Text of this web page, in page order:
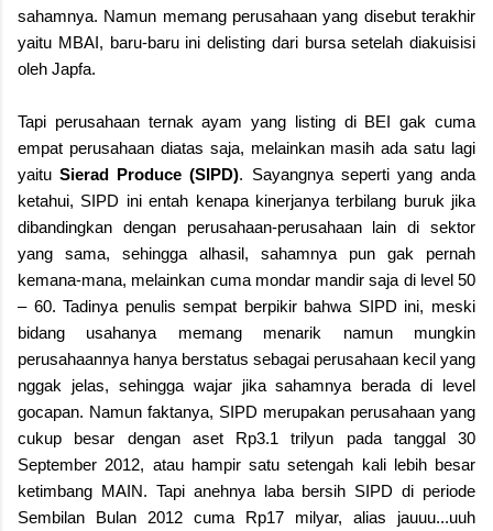
sahamnya. Namun memang perusahaan yang disebut terakhir
yaitu MBAI, baru-baru ini delisting dari bursa setelah diakuisisi
oleh Japfa.
Tapi perusahaan ternak ayam yang listing di BEI gak cuma
empat perusahaan diatas saja, melainkan masih ada satu lagi
yaituSierad Produce (SIPD). Sayangnya seperti yang anda
ketahui, SIPD ini entah kenapa kinerjanya terbilang buruk jika
dibandingkan dengan perusahaan-perusahaan lain di sektor
yang sama, sehingga alhasil, sahamnya pun gak pernah
kemana-mana, melainkan cuma mondar mandir saja di level 50
– 60. Tadinya penulis sempat berpikir bahwa SIPD ini, meski
bidang usahanya memang menarik namun mungkin
perusahaannya hanya berstatus sebagai perusahaan kecil yang
nggak jelas, sehingga wajar jika sahamnya berada di level
gocapan. Namun faktanya, SIPD merupakan perusahaan yang
cukup besar dengan aset Rp3.1 trilyun pada tanggal 30
September 2012, atau hampir satu setengah kali lebih besar
ketimbang MAIN. Tapi anehnya laba bersih SIPD di periode
Sembilan Bulan 2012 cuma Rp17 milyar, alias jauuu...uuh